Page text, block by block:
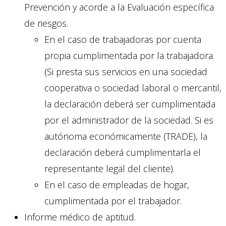
Prevención y acorde a la Evaluación específica
de riesgos.
En el caso de trabajadoras por cuenta
propia cumplimentada por la trabajadora.
(Si presta sus servicios en una sociedad
cooperativa o sociedad laboral o mercantil,
la declaración deberá ser cumplimentada
por el administrador de la sociedad. Si es
autónoma económicamente (TRADE), la
declaración deberá cumplimentarla el
representante legal del cliente).
En el caso de empleadas de hogar,
cumplimentada por el trabajador.
Informe médico de aptitud.